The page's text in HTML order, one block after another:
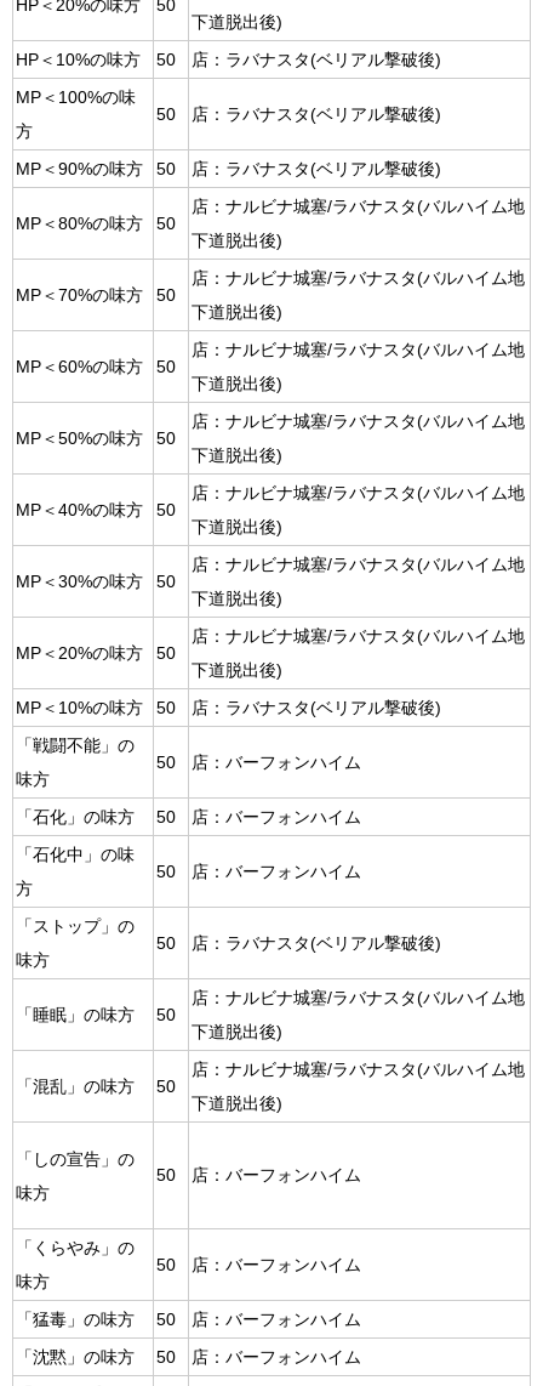
HP＜20%の味方
50
下道脱出後)
HP＜10%の味方
50
店：ラバナスタ(ベリアル撃破後)
MP＜100%の味
方
50 店：ラバナスタ(ベリアル撃破後)
MP＜90%の味方 50 店：ラバナスタ(ベリアル撃破後)
MP＜80%の味方 50
店：ナルビナ城塞/ラバナスタ(バルハイム地
下道脱出後)
MP＜70%の味方 50
店：ナルビナ城塞/ラバナスタ(バルハイム地
下道脱出後)
MP＜60%の味方 50
店：ナルビナ城塞/ラバナスタ(バルハイム地
下道脱出後)
MP＜50%の味方 50
店：ナルビナ城塞/ラバナスタ(バルハイム地
下道脱出後)
MP＜40%の味方 50
店：ナルビナ城塞/ラバナスタ(バルハイム地
下道脱出後)
MP＜30%の味方 50
店：ナルビナ城塞/ラバナスタ(バルハイム地
下道脱出後)
MP＜20%の味方 50
店：ナルビナ城塞/ラバナスタ(バルハイム地
下道脱出後)
MP＜10%の味方
50
店：ラバナスタ(ベリアル撃破後)
「戦闘不能」の
味方
50 店：バーフォンハイム
「石化」の味方 50
店：バーフォンハイム
「石化中」の味
方
50 店：バーフォンハイム
「ストップ」の
味方
50 店：ラバナスタ(ベリアル撃破後)
「睡眠」の味方 50
店：ナルビナ城塞/ラバナスタ(バルハイム地
下道脱出後)
「混乱」の味方 50
店：ナルビナ城塞/ラバナスタ(バルハイム地
下道脱出後)
「しの宣告」の
味方
50 店：バーフォンハイム
「くらやみ」の
味方
50 店：バーフォンハイム
「猛毒」の味方 50
店：バーフォンハイム
「沈黙」の味方
50
店：バーフォンハイム